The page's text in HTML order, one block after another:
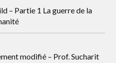
– Partie 1 La guerre de la
modifié – Prof. Sucharit